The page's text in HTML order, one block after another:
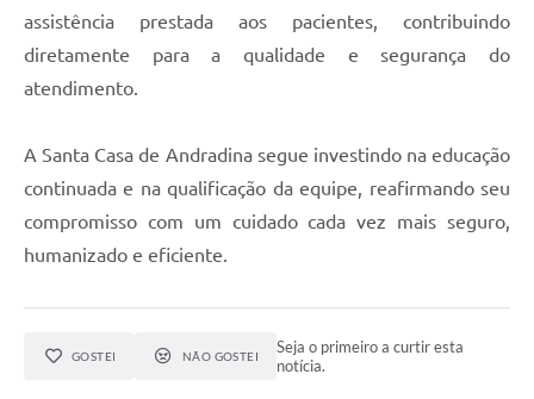
assistência prestada aos pacientes, contribuindo
diretamente para a qualidade e segurança do
atendimento.
A Santa Casa de Andradina segue investindo na educação
continuada e na qualificação da equipe, reafirmando seu
compromisso com um cuidado cada vez mais seguro,
humanizado e eficiente.
GOSTEI NÃO GOSTEI
Seja o primeiro a curtir esta
notícia.